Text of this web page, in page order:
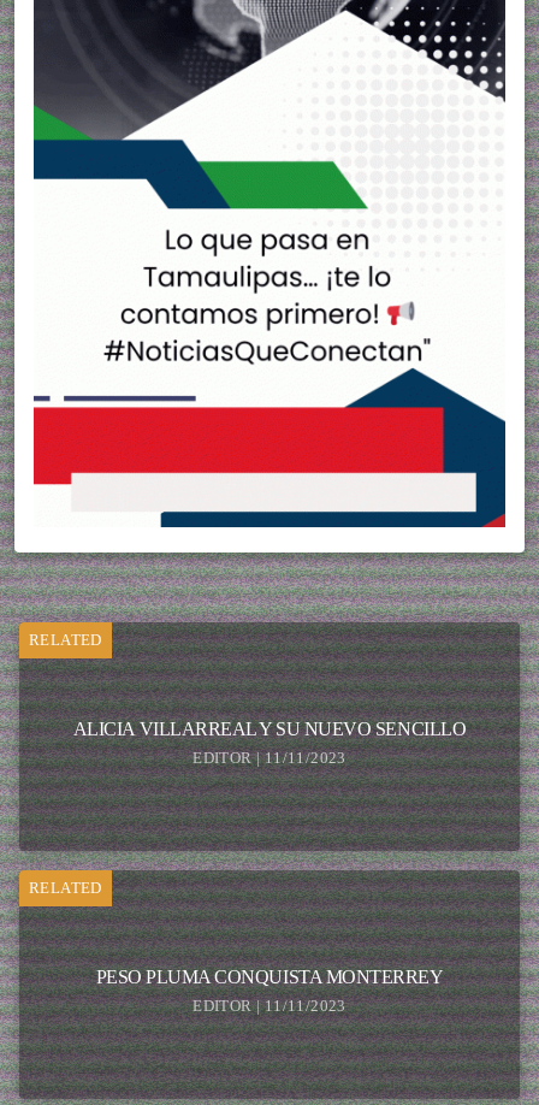
RELATED
ALICIA VILLARREAL Y SU NUEVO SENCILLO
EDITOR | 11/11/2023
RELATED
PESO PLUMA CONQUISTA MONTERREY
EDITOR | 11/11/2023